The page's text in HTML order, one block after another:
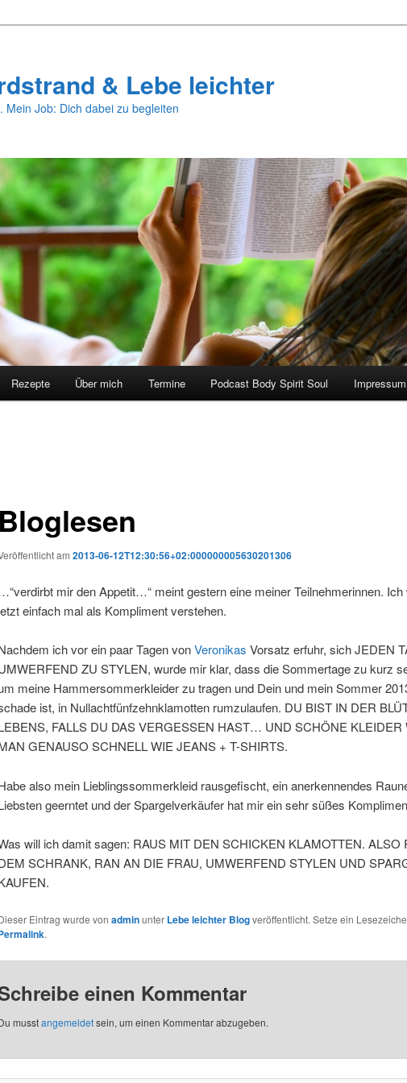
& Lebe leichter
Mein Job: Dich dabei zu begleiten
Rezepte Über mich Termine Podcast Body Spirit Soul Impressum
Bloglesen
am 2013-06-12T12:30:56+02:000000005630201306
mir den Appetit…“ meint gestern eine meiner Teilnehmerinnen. Ich
einfach mal als Kompliment verstehen.
ich vor ein paar Tagen vonVeronikas Vorsatz erfuhr, sich JEDEN
ZU STYLEN, wurde mir klar, dass die Sommertage zu kurz
meine Hammersommerkleider zu tragen und Dein und mein Sommer
ist, in Nullachtfünfzehnklamotten rumzulaufen. DU BIST IN DER
FALLS DU DAS VERGESSEN HAST… UND SCHÖNE KLEIDER
GENAUSO SCHNELL WIE JEANS + T-SHIRTS.
also mein Lieblingssommerkleid rausgefischt, ein anerkennendes
geerntet und der Spargelverkäufer hat mir ein sehr süßes
will ich damit sagen: RAUS MIT DEN SCHICKEN KLAMOTTEN. ALSO
SCHRANK, RAN AN DIE FRAU, UMWERFEND STYLEN UND
Eintrag wurde von adminunter Lebe leichter Blogveröffentlicht. Setze ein
.
einen Kommentar
musstangemeldetsein, um einen Kommentar abzugeben.